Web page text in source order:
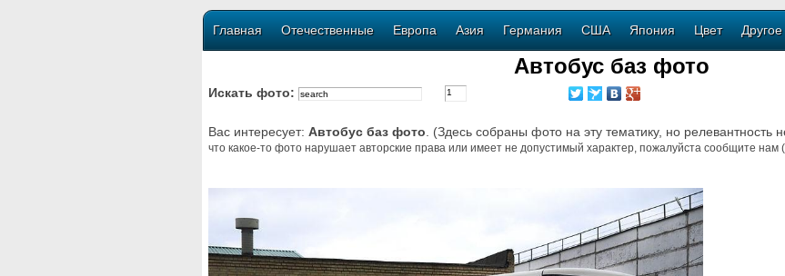
Главная Отечественные Европа Азия Германия США Япония Цвет Другое
Автобус баз фото
Искать фото:
Вас интересует: Автобус баз фото . (Здесь собраны фото на эту тематику, но релевантность
что какое-то фото нарушает авторские права или имеет не допустимый характер, пожалуйста сообщите нам